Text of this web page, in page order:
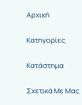
Αρχική
Κατηγορίες
Κατάστημα
Σχετικά Με Μας